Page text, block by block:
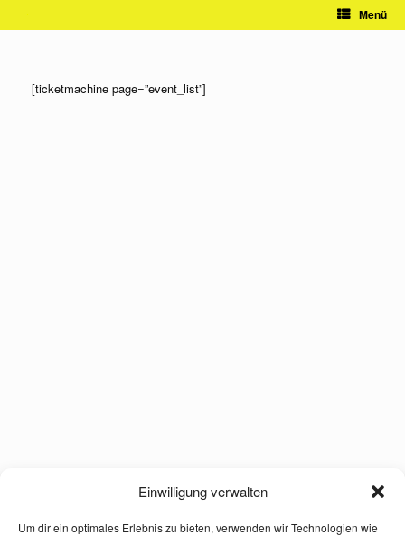
Einwilligung verwalten
Um dir ein optimales Erlebnis zu bieten, verwenden wir Technologien wie
Menü
[ticketmachine page=”event_list”]